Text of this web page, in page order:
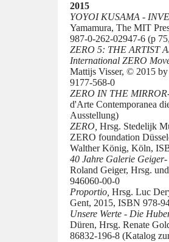
2015
YOYOI KUSAMA -
Yamamura, The MIT
987-0-262-02947-6 (p
ZERO 5: THE ARTIST
International ZERO
Mattijs Visser, © 2015
9177-568-0
ZERO IN THE
d'Arte Contemporanea
Ausstellung)
ZERO, Hrsg. Stedelijk
ZERO foundation
Walther König, Köln,
40 Jahre Galerie Geiger-
Roland Geiger, Hrsg.
946060-00-0
Proportio, Hrsg. Luc
Gent, 2015, ISBN 978-
Unsere Werte - Die
Düren, Hrsg. Renate
86832-196-8 (Katalog